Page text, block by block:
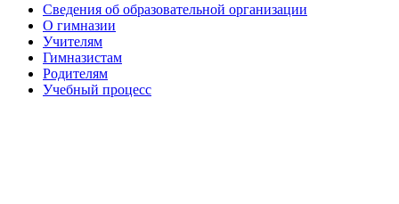
Сведения об образовательной организации
О гимназии
Учителям
Гимназистам
Родителям
Учебный процесс